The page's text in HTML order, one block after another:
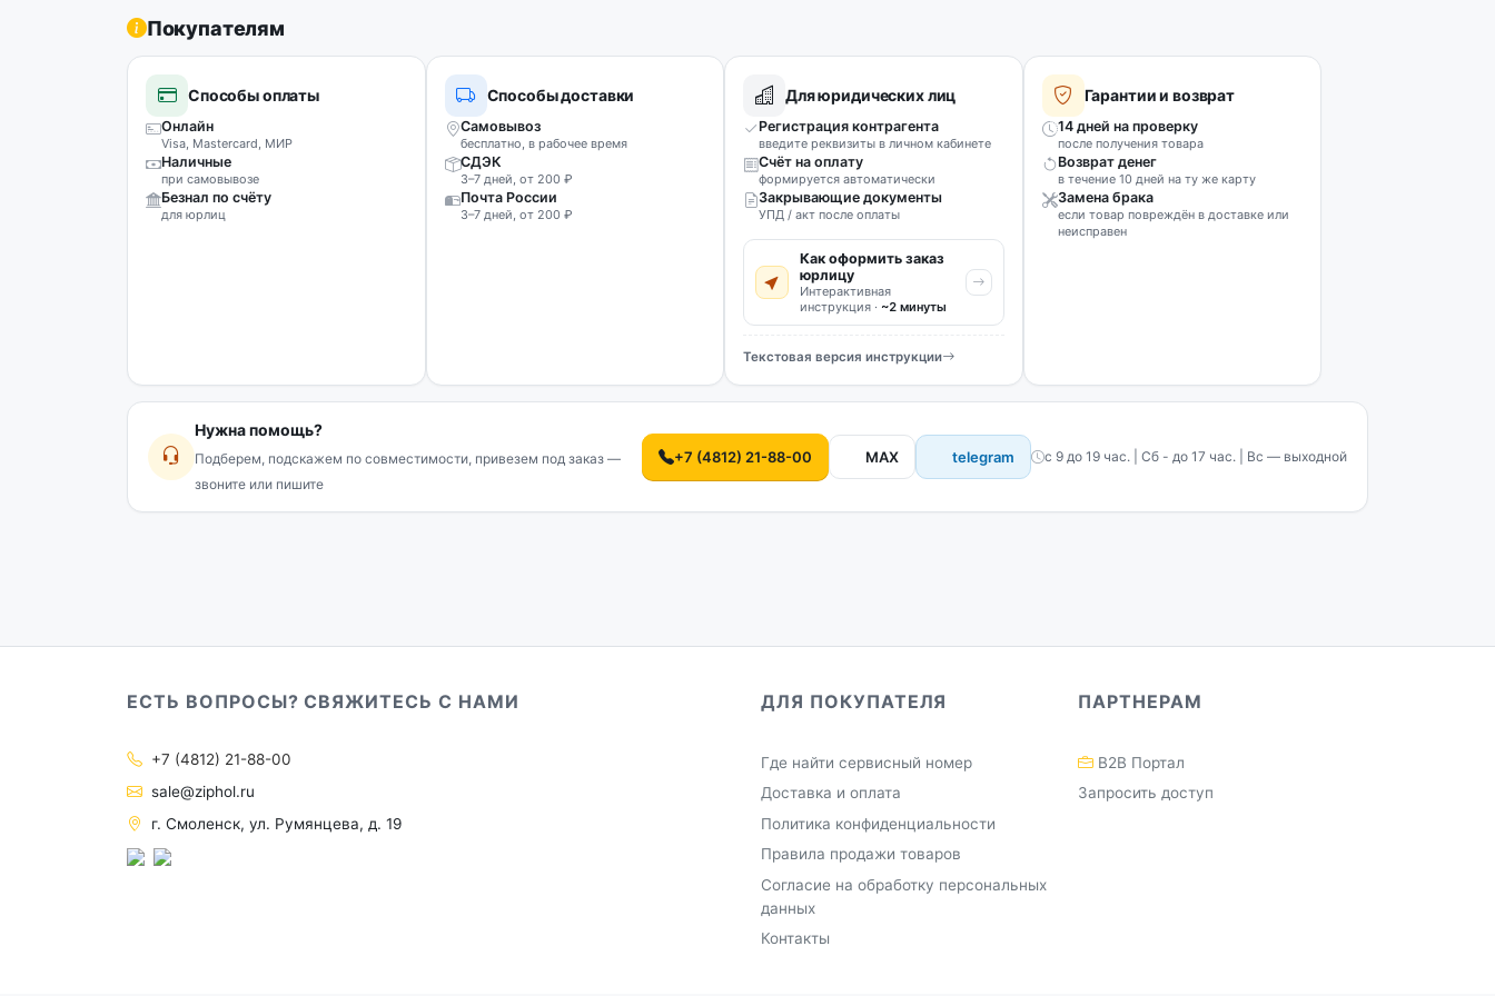
Покупателям
Способы оплаты
Онлайн
Visa, Mastercard, МИР
Наличные
при самовывозе
Безнал по счёту
для юрлиц
Способы доставки
Самовывоз
бесплатно, в рабочее время
СДЭК
3–7 дней, от 200 ₽
Почта России
3–7 дней, от 200 ₽
Для юридических лиц
Регистрация контрагента
введите реквизиты в личном кабинете
Счёт на оплату
формируется автоматически
Закрывающие документы
УПД / акт после оплаты
Как оформить заказ
юрлицу
Интерактивная
инструкция · ~2 минуты
Текстовая версия инструкции
Гарантии и возврат
14 дней на проверку
после получения товара
Возврат денег
в течение 10 дней на ту же карту
Замена брака
если товар повреждён в доставке или
неисправен
Нужна помощь?
Подберем, подскажем по совместимости, привезем под заказ —
звоните или пишите
+7 (4812) 21-88-00 MAX telegram с 9 до 19 час. | Сб - до 17 час. | Вс — выходной
ЕСТЬ ВОПРОСЫ? СВЯЖИТЕСЬ С НАМИ
+7 (4812) 21-88-00
sale@ziphol.ru
г. Смоленск, ул. Румянцева, д. 19
ДЛЯ ПОКУПАТЕЛЯ
Где найти сервисный номер
Доставка и оплата
Политика конфиденциальности
Правила продажи товаров
Согласие на обработку персональных
данных
Контакты
ПАРТНЕРАМ
B2B Портал
Запросить доступ